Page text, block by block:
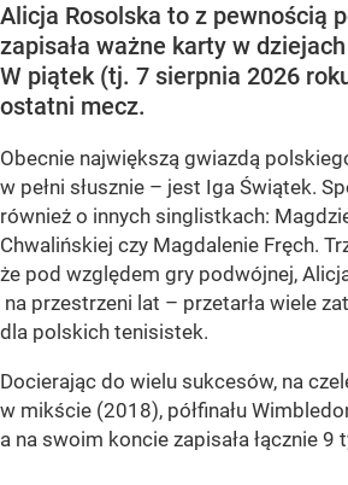
Alicja Rosolska to z pewnością
zapisała ważne karty w
W piątek (tj. 7 sierpnia 2026
ostatni mecz.
Obecnie największą gwiazdą
w pełni słusznie – jest Iga Świątek.
również o innych singlistkach:
Chwalińskiej czy Magdalenie Fręch.
że pod względem gry podwójnej,
na przestrzeni lat – przetarła wiele
dla polskich tenisistek.
Docierając do wielu sukcesów, na
w mikście (2018), półfinału
a na swoim koncie zapisała łącznie 9